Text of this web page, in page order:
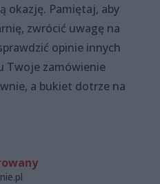
okazję. Pamiętaj, aby
zwrócić uwagę na
opinie innych
Twoje zamówienie
a bukiet dotrze na